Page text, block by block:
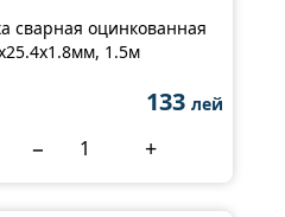
сварная оцинкованная
1.5м
133 лей
− +